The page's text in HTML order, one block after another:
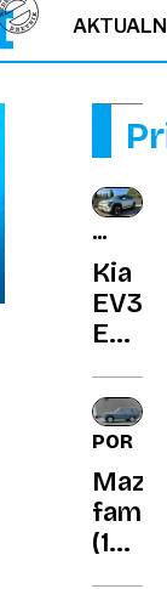
KRATKI
TEST
Kia
EV3
EX
Ključ
in
za
evrov